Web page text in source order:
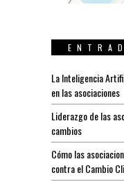
La Inteligencia
en las asociaciones
Liderazgo de las
cambios
Cómo las
contra el Cambio